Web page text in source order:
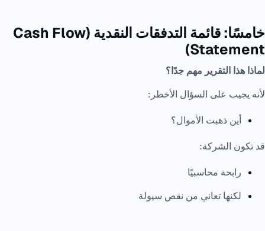
خامسًا: قائمة التدفقات النقدية (Cash Flow
Statement)
لماذا هذا التقرير مهم جدًا؟
لأنه يجيب على السؤال الأخطر:
أين ذهبت الأموال؟
قد تكون الشركة:
رابحة محاسبيًا
لكنها تعاني من نقص سيولة